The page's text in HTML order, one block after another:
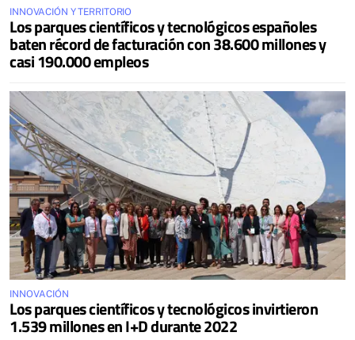
INNOVACIÓN Y TERRITORIO
Los parques científicos y tecnológicos españoles
baten récord de facturación con 38.600 millones y
casi 190.000 empleos
INNOVACIÓN
Los parques científicos y tecnológicos invirtieron
1.539 millones en I+D durante 2022